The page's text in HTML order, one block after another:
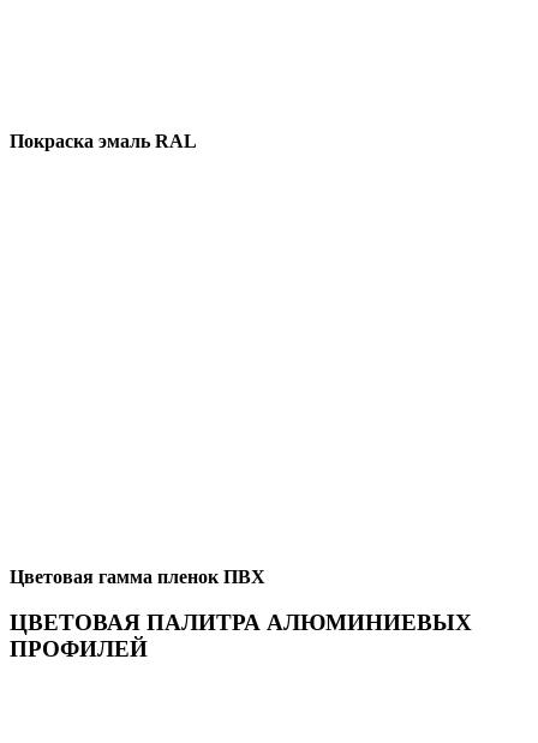
Покраска эмаль RAL
Цветовая гамма пленок ПВХ
ЦВЕТОВАЯ ПАЛИТРА АЛЮМИНИЕВЫХ
ПРОФИЛЕЙ